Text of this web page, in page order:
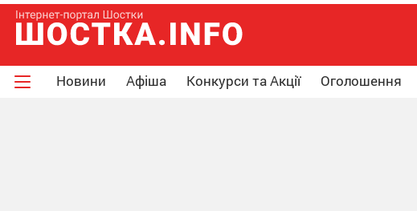
Новини Афіша Конкурси та Акції Оголошення